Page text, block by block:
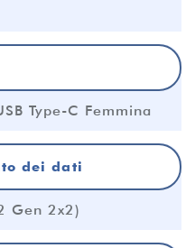
Type-C Femmina
dei dati
Gen 2x2)